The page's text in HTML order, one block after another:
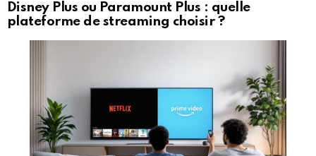
Disney Plus ou Paramount Plus : quelle
plateforme de streaming choisir ?